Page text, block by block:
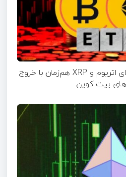
صعود قدرتمند صندوق‌های اتریوم و XRP هم‌زمان با خروج